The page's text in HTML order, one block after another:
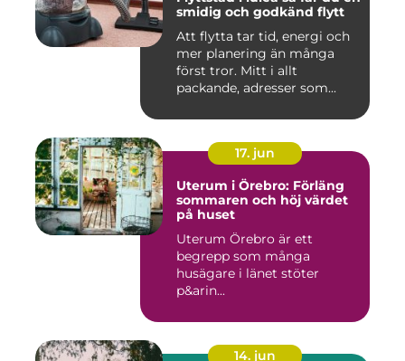
smidig och godkänd flytt
Att flytta tar tid, energi och
mer planering än många
först tror. Mitt i allt
packande, adresser som...
17. jun
Uterum i Örebro: Förläng
sommaren och höj värdet
på huset
Uterum Örebro är ett
begrepp som många
husägare i länet stöter
p&arin...
14. jun